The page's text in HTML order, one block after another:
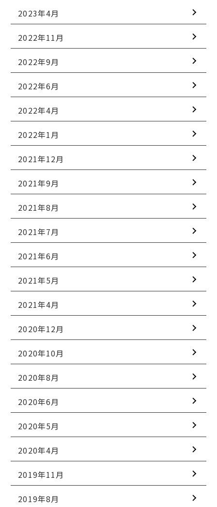
2023年4月
2022年11月
2022年9月
2022年6月
2022年4月
2022年1月
2021年12月
2021年9月
2021年8月
2021年7月
2021年6月
2021年5月
2021年4月
2020年12月
2020年10月
2020年8月
2020年6月
2020年5月
2020年4月
2019年11月
2019年8月